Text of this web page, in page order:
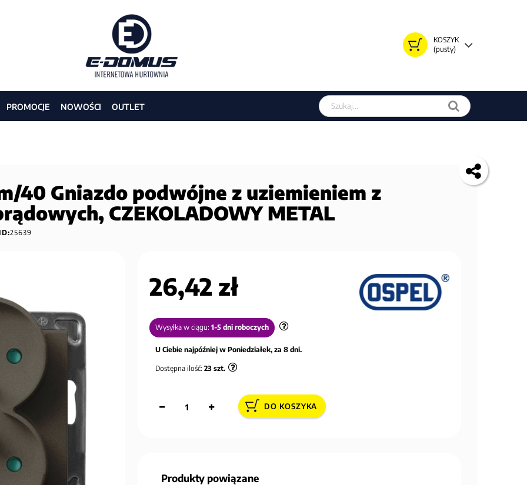
KOSZYK
(pusty)
Szukaj w sklepie
PROMOCJE NOWOŚCI OUTLET
40 Gniazdo podwójne z uziemieniem z
CZEKOLADOWY METAL
25639
26,42 zł
Wysyłka w ciągu: 1-5 dni roboczych
U Ciebie najpóźniej w Poniedziałek, za 8 dni.
Dostępna ilość: 23 szt.
DO KOSZYKA
Produkty powiązane